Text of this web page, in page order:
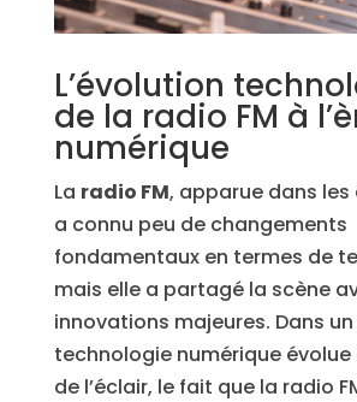
L’évolution
de la radio FM à
numérique
La radio FM, apparue dans les
a connu peu de changements
fondamentaux en termes de
mais elle a partagé la scène
innovations majeures. Dans
technologie numérique évolue
de l’éclair, le fait que la radio